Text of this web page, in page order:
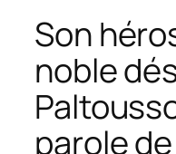
Son
noble
parole de